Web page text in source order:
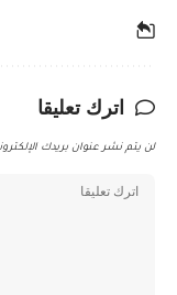
اترك تعليقا
لن يتم نشر عنوان بريدك